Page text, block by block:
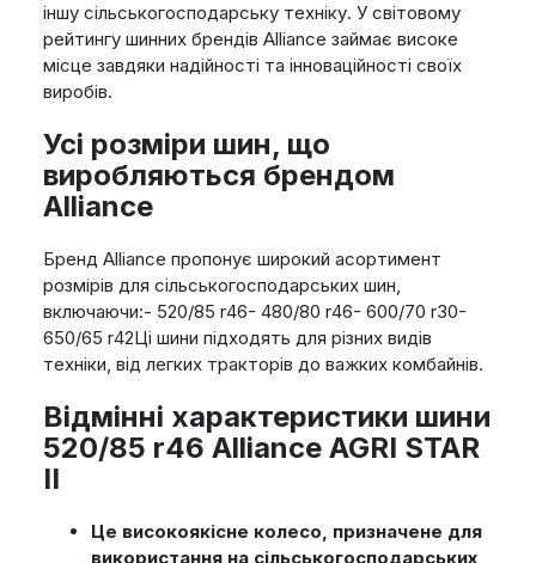
іншу сільськогосподарську техніку. У світовому
рейтингу шинних брендів Alliance займає високе
місце завдяки надійності та інноваційності своїх
виробів.
Усі розміри шин, що
виробляються брендом
Alliance
Бренд Alliance пропонує широкий асортимент
розмірів для сільськогосподарських шин,
включаючи:- 520/85 r46- 480/80 r46- 600/70 r30-
650/65 r42Ці шини підходять для різних видів
техніки, від легких тракторів до важких комбайнів.
Відмінні характеристики шини
520/85 r46 Alliance AGRI STAR
II
Це високоякісне колесо, призначене для
використання на сільськогосподарських